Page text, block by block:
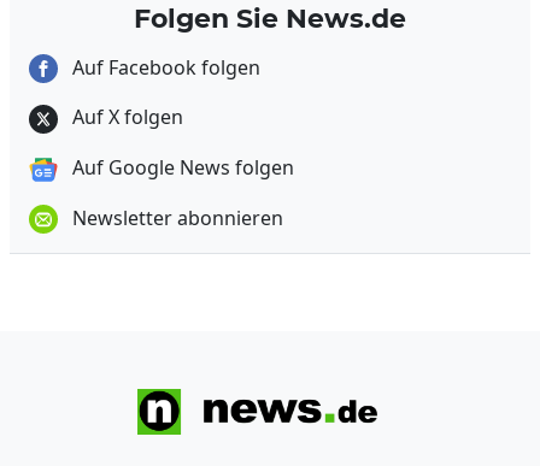
Folgen Sie News.de
Auf Facebook folgen
Auf X folgen
Auf Google News folgen
Newsletter abonnieren